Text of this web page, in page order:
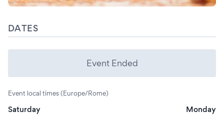
DATES
Event Ended
Event local times (Europe/Rome)
Saturday Monday